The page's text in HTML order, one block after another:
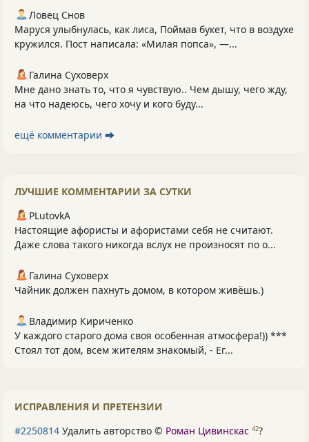
Ловец Снов
Маруся улыбнулась, как лиса, Поймав букет, что в воздухе
кружился. Пост написала: «Милая попса», —...
Галина Суховерх
Мне дано знать то, что я чувствую.. Чем дышу, чего жду,
на что надеюсь, чего хочу и кого буду...
ещё комментарии ⮕
ЛУЧШИЕ КОММЕНТАРИИ ЗА СУТКИ
PLutоvkА
Настоящие афористы и афористами себя не считают.
Даже слова такого никогда вслух не произносят по о...
Галина Суховерх
Чайник должен пахнуть домом, в котором живёшь.)
Владимир Кириченко
У каждого старого дома своя особенная атмосфера!)) ***
Стоял тот дом, всем жителям знакомый, - Ег...
ИСПРАВЛЕНИЯ И ПРЕТЕНЗИИ
#2250814 Удалить авторство © Роман Цивинскас 42?